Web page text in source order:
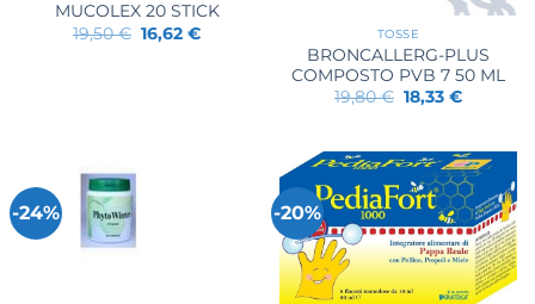
MUCOLEX 20 STICK
19,50€ Il
prezzo
16,62€Il
TOSSE
BRONCALLERG-PLUS
COMPOSTO PVB 7 50 ML
19,80€ Il
prezzo
19,80 €.
18,33€Il
18,33 €.
-24% -20%